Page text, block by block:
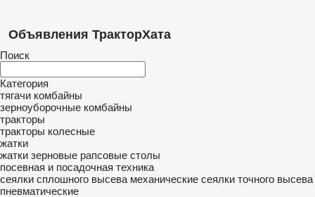
Объявления ТракторХата
Поиск
Категория
тягачи комбайны
зерноуборочные комбайны
тракторы
тракторы колесные
жатки
жатки зерновые рапсовые столы
посевная и посадочная техника
сеялки сплошного высева механические сеялки точного высева
пневматические